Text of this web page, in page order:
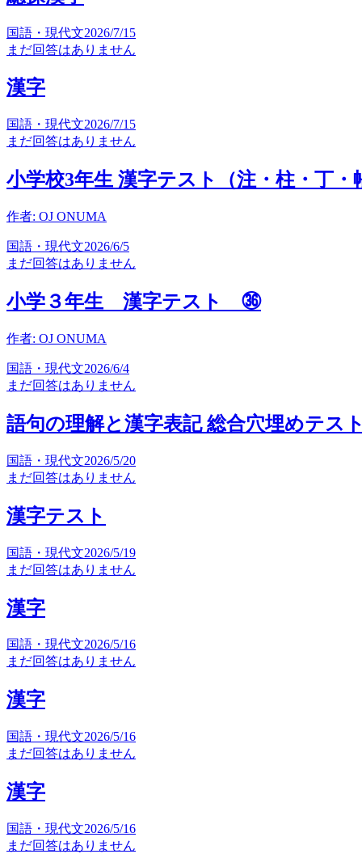
国語・現代文2026/7/15
まだ回答はありません
漢字
国語・現代文2026/7/15
まだ回答はありません
小学校3年生 漢字テスト（注・柱・丁・
作者: OJ ONUMA
国語・現代文2026/6/5
まだ回答はありません
小学３年生 漢字テスト ㊱
作者: OJ ONUMA
国語・現代文2026/6/4
まだ回答はありません
語句の理解と漢字表記 総合穴埋めテス
国語・現代文2026/5/20
まだ回答はありません
漢字テスト
国語・現代文2026/5/19
まだ回答はありません
漢字
国語・現代文2026/5/16
まだ回答はありません
漢字
国語・現代文2026/5/16
まだ回答はありません
漢字
国語・現代文2026/5/16
まだ回答はありません